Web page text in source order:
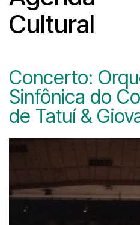
Cultural
Concerto:
Sinfônica do
de Tatuí &